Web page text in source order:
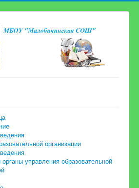
организации
организации
органы управления образовательной